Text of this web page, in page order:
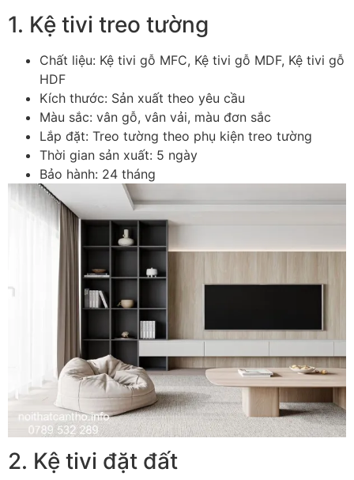
1. Kệ tivi treo tường
Chất liệu: Kệ tivi gỗ MFC, Kệ tivi gỗ MDF, Kệ tivi gỗ
HDF
Kích thước: Sản xuất theo yêu cầu
Màu sắc: vân gỗ, vân vải, màu đơn sắc
Lắp đặt: Treo tường theo phụ kiện treo tường
Thời gian sản xuất: 5 ngày
Bảo hành: 24 tháng
2. Kệ tivi đặt đất